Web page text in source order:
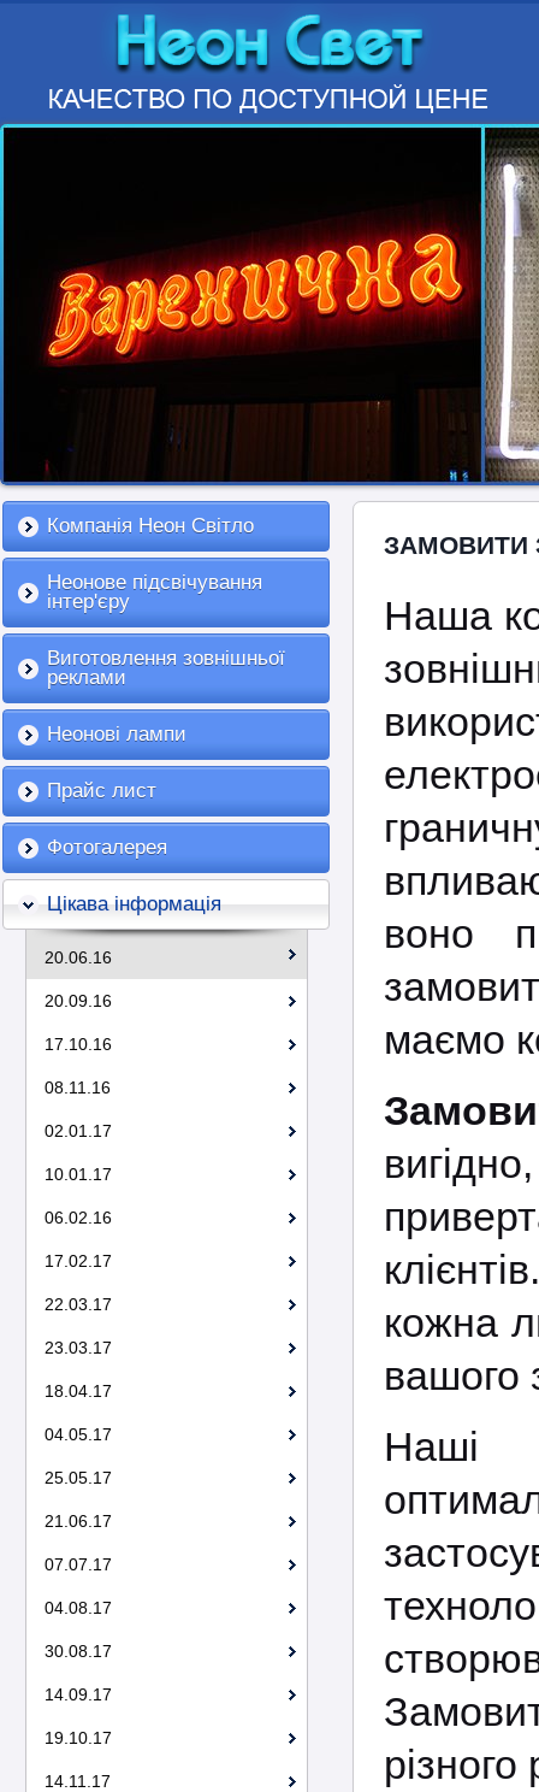
Компанія Неон Світло
Неонове підсвічування
інтер'єру
Виготовлення зовнішньої
реклами
Неонові лампи
Прайс лист
Фотогалерея
Цікава інформація
20.06.16
20.09.16
17.10.16
08.11.16
02.01.17
10.01.17
06.02.16
17.02.17
22.03.17
23.03.17
18.04.17
04.05.17
25.05.17
21.06.17
07.07.17
04.08.17
30.08.17
14.09.17
19.10.17
14.11.17
ЗАМОВИТИ
Наша
воно
маємо
кожна
вашого
Наші